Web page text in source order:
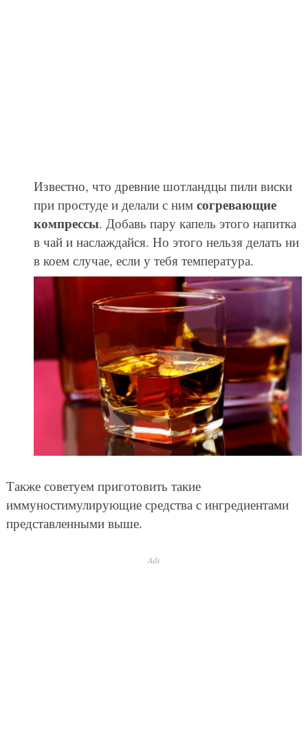
Известно, что древние шотландцы пили виски
при простуде и делали с ним согревающие
компрессы. Добавь пару капель этого напитка
в чай и наслаждайся. Но этого нельзя делать ни
в коем случае, если у тебя температура.
Также советуем приготовить такие
иммуностимулирующие средства с ингредиентами
представленными выше.
Ads